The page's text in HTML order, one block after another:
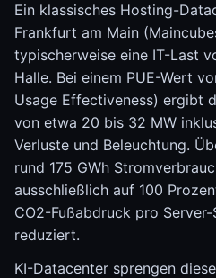
Ein klassisches Hosting-
Frankfurt am Main
typischerweise eine IT-Last
Halle. Bei einem PUE-Wert
Usage Effectiveness) ergibt
von etwa 20 bis 32 MW
Verluste und Beleuchtung.
rund 175 GWh
ausschließlich auf 100
CO2-Fußabdruck pro
reduziert.
KI-Datacenter sprengen